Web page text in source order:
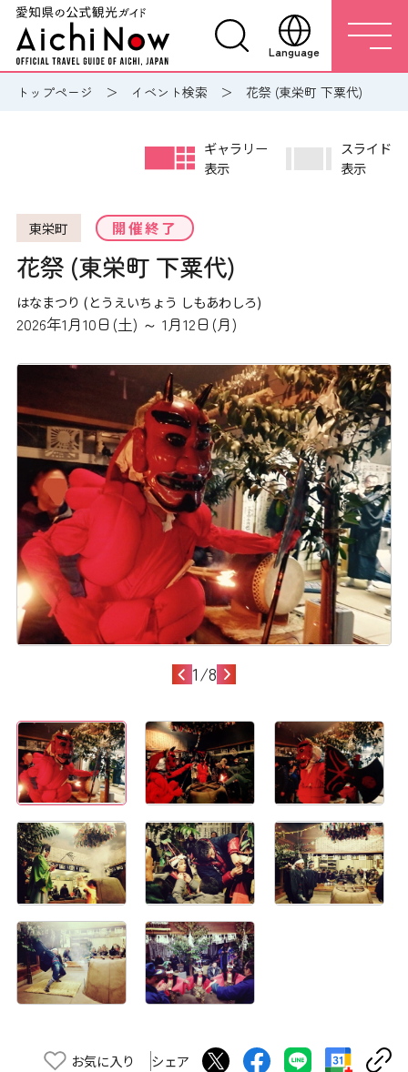
Language
トップページ イベント検索 花祭 (東栄町 下粟代)
東栄町 開催終了
花祭 (東栄町 下粟代)
はなまつり (とうえいちょう しもあわしろ)
2026年1月10日(土) ～ 1月12日(月)
ギャラリー
表示
スライド
表示
1/8
お気に入り シェア